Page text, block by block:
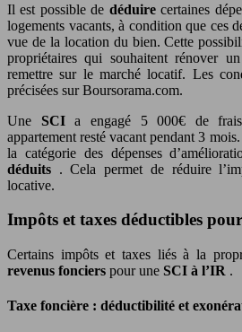
Il est possible de déduirecertaines
logements vacants, à condition que ces
vue de la location du bien. Cette
propriétaires qui souhaitent rénover
remettre sur le marché locatif. Les
précisées sur Boursorama.com.
Une SCIa engagé 5 000€ de
appartement resté vacant pendant 3
la catégorie des dépenses
déduits . Cela permet de réduire
locative.
Impôts et taxes déductibles
Certains impôts et taxes liés à la
revenus fonciers pour une SCI à l’IR .
Taxe foncière : déductibilité et